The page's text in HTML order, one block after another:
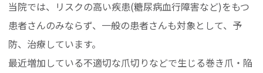
当院では、リスクの高い疾患(糖尿病血行障害など)をもつ
患者さんのみならず、一般の患者さんも対象として、予
防、治療しています。
最近増加している不適切な爪切りなどで生じる巻き爪・陥